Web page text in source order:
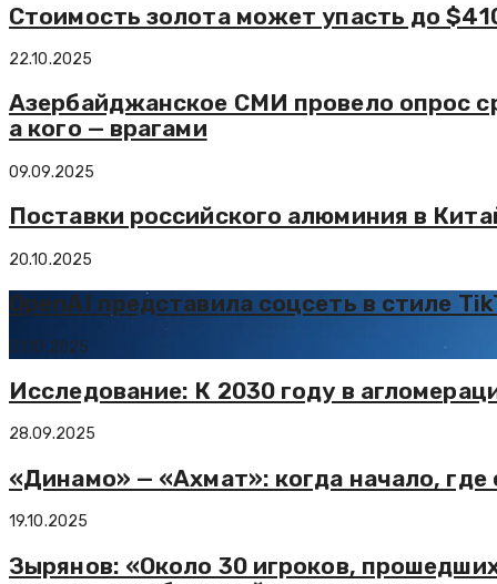
Стоимость золота может упасть до
22.10.2025
Азербайджанское СМИ провело опрос
а кого — врагами
09.09.2025
Поставки российского алюминия в
20.10.2025
OpenAI представила соцсеть в стиле
01.10.2025
Исследование: К 2030 году в
28.09.2025
«Динамо» — «Ахмат»: когда начало,
19.10.2025
Зырянов: «Около 30 игроков,